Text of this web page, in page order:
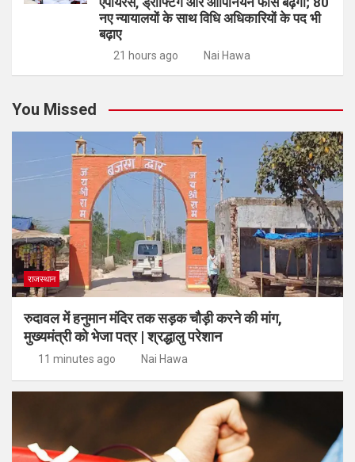
नए न्यायालयों के साथ विधि अधिकारियों के पद भी
बढ़ाए
21 hours ago Nai Hawa
You Missed
राजस्थान
रुदावल में हनुमान मंदिर तक सड़क चौड़ी करने की मांग,
मुख्यमंत्री को भेजा पत्र | श्रद्धालु परेशान
11 minutes ago Nai Hawa